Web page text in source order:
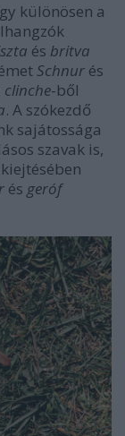
különösen a
és britva
Schnur és
clinche-ből
. A szókezdő
sajátossága
szavak is,
és geróf